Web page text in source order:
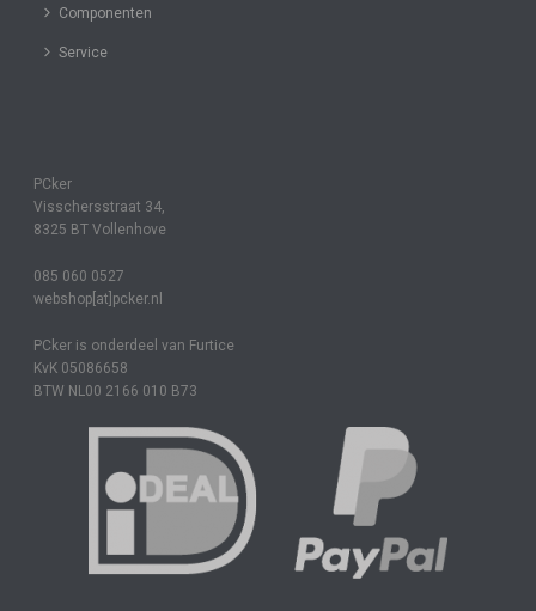
Componenten
Service
PCker
Visschersstraat 34,
8325 BT Vollenhove
085 060 0527
webshop[at]pcker.nl
PCker is onderdeel van Furtice
KvK 05086658
BTW NL00 2166 010 B73